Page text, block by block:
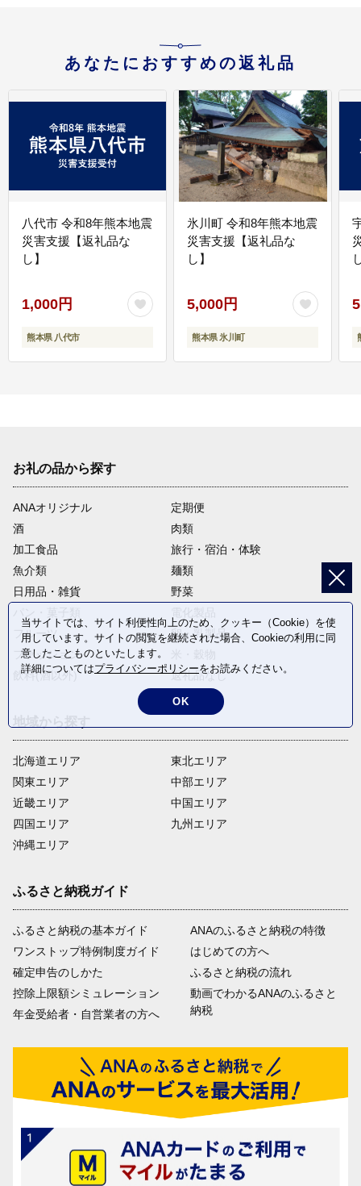
あなたにおすすめの返礼品
八代市 令和8年熊本地震
災害支援【返礼品な
し】
1,000円
熊本県 八代市
氷川町 令和8年熊本地震
災害支援【返礼品な
し】
5,000円
熊本県 氷川町
お礼の品から探す
ANAオリジナル
定期便
酒
肉類
加工食品
旅行・宿泊・体験
魚介類
麺類
日用品・雑貨
野菜
フルーツ
卵・乳製品
ファッション
飲料(酒以外)
返礼品なし
北海道エリア
関東エリア
近畿エリア
四国エリア
沖縄エリア
東北エリア
中部エリア
中国エリア
九州エリア
ふるさと納税ガイド
ふるさと納税の基本ガイド
ワンストップ特例制度ガイド
確定申告のしかた
控除上限額シミュレーション
年金受給者・自営業者の方へ
ANAのふるさと納税の特徴
はじめての方へ
ふるさと納税の流れ
動画でわかるANAのふるさと
納税
当サイトでは、サイト利便性向上のため、クッキー（Cookie）を使
用しています。サイトの閲覧を継続された場合、Cookieの利用に同
意したことものといたします。
詳細についてはプライバシーポリシーをお読みください。
OK